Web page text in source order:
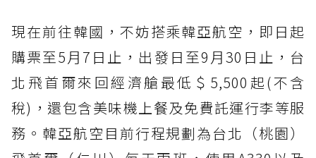
現在前往韓國，不妨搭乘韓亞航空，即日起
購票至5月7日止，出發日至9月30日止，台
北飛首爾來回經濟艙最低＄5,500起(不含
稅)，還包含美味機上餐及免費託運行李等服
務。韓亞航空目前行程規劃為台北（桃園）